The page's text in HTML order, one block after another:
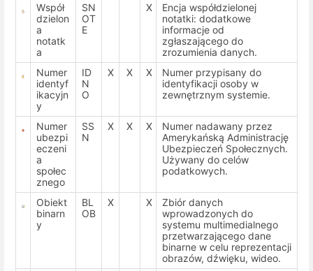
Współ
dzielon
a
notatk
a
SN
OT
E
X
Encja współdzielonej
notatki: dodatkowe
informacje od
zgłaszającego do
zrozumienia danych.
Numer
identyf
ikacyjn
y
ID
N
O
X X X
Numer przypisany do
identyfikacji osoby w
zewnętrznym systemie.
Numer
ubezpi
eczeni
a
społec
znego
SS
N
X X X
Numer nadawany przez
Amerykańską Administrację
Ubezpieczeń Społecznych.
Używany do celów
podatkowych.
Obiekt
binarn
y
BL
OB
X X
Zbiór danych
wprowadzonych do
systemu multimedialnego
przetwarzającego dane
binarne w celu reprezentacji
obrazów, dźwięku, wideo.